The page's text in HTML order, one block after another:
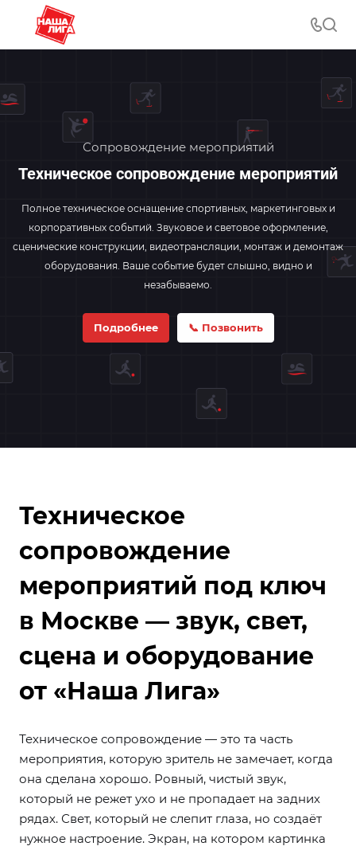
Сопровождение мероприятий
Техническое сопровождение мероприятий
Полное техническое оснащение спортивных, маркетинговых и
корпоративных событий. Звуковое и световое оформление,
сценические конструкции, видеотрансляции, монтаж и демонтаж
оборудования. Ваше событие будет слышно, видно и
незабываемо.
Подробнее 📞 Позвонить
Техническое
сопровождение
мероприятий под ключ
в Москве — звук, свет,
сцена и оборудование
от «Наша Лига»
Техническое сопровождение — это та часть
мероприятия, которую зритель не замечает, когда
она сделана хорошо. Ровный, чистый звук,
который не режет ухо и не пропадает на задних
рядах. Свет, который не слепит глаза, но создаёт
нужное настроение. Экран, на котором картинка